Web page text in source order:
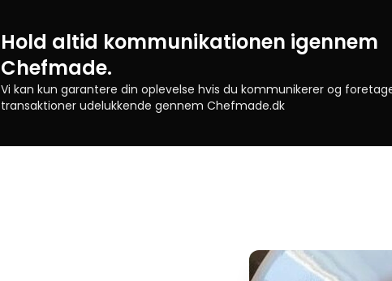
Hold altid kommunikationen igennem
Chefmade.
Vi kan kun garantere din oplevelse hvis du kommunikerer og
transaktioner udelukkende gennem Chefmade.dk